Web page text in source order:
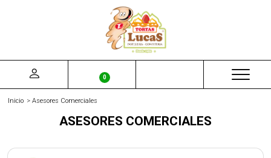
0
Inicio Asesores Comerciales
ASESORES COMERCIALES